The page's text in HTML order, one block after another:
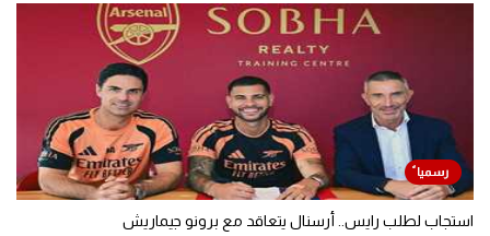
استجاب لطلب رايس.. أرسنال يتعاقد مع برونو جيماريش